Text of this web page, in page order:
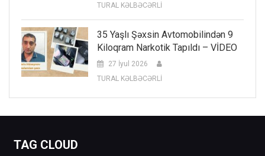
TURAL KƏLBƏCƏRLİ
35 Yaşlı Şəxsin Avtomobilindən 9
Kiloqram Narkotik Tapıldı – VİDEO
27 İyul 2026
TURAL KƏLBƏCƏRLİ
TAG CLOUD